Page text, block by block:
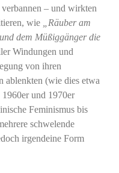
verbannen – und wirkten
wie
„Räuber am
dem Müßiggänger die
Windungen und
von ihren
ablenkten (wie dies etwa
und 1970er
Feminismus bis
schwelende
irgendeine Form